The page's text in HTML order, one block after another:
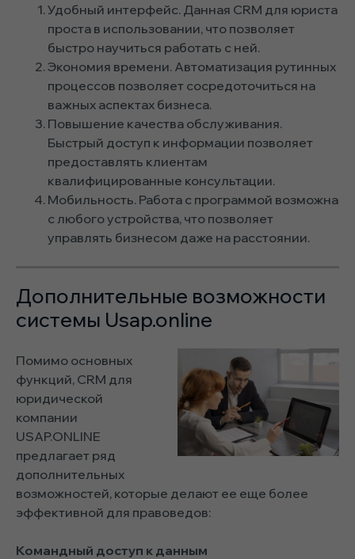
Удобный интерфейс. Данная CRM для юриста
проста в использовании, что позволяет
быстро научиться работать с ней.
Экономия времени. Автоматизация рутинных
процессов позволяет сосредоточиться на
важных аспектах бизнеса.
Повышение качества обслуживания.
Быстрый доступ к информации позволяет
предоставлять клиентам
квалифицированные консультации.
Мобильность. Работа с программой возможна
с любого устройства, что позволяет
управлять бизнесом даже на расстоянии.
Дополнительные возможности
системы Usap.online
Помимо основных
функций, CRM для
юридической
компании
USAP.ONLINE
предлагает ряд
дополнительных
возможностей, которые делают ее еще более
эффективной для правоведов:
Командный доступ к данным